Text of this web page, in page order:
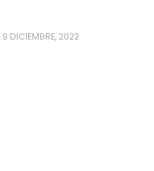
9 DICIEMBRE, 2022 ·